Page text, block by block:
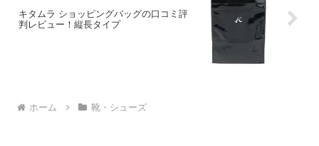
キタムラ ショッピングバッグの口コミ評
判レビュー！縦長タイプ
ホーム 靴・シューズ